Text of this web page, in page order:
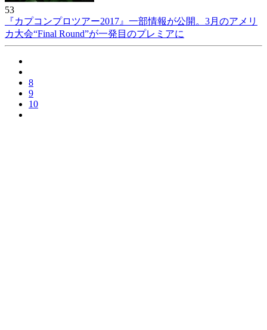
53
『カプコンプロツアー2017』一部情報が公開。3月のアメリ
カ大会“Final Round”が一発目のプレミアに
8
9
10